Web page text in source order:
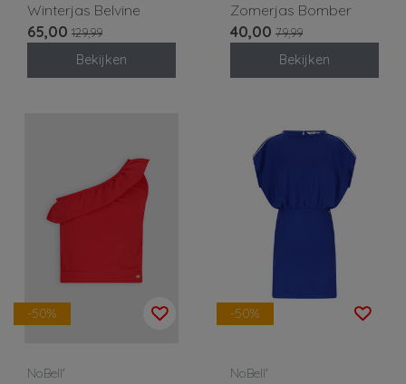
Winterjas Belvine
65,00 129,99
Bekijken
Zomerjas Bomber
40,00 79,99
Bekijken
-50%
NoBell'
-50%
NoBell'